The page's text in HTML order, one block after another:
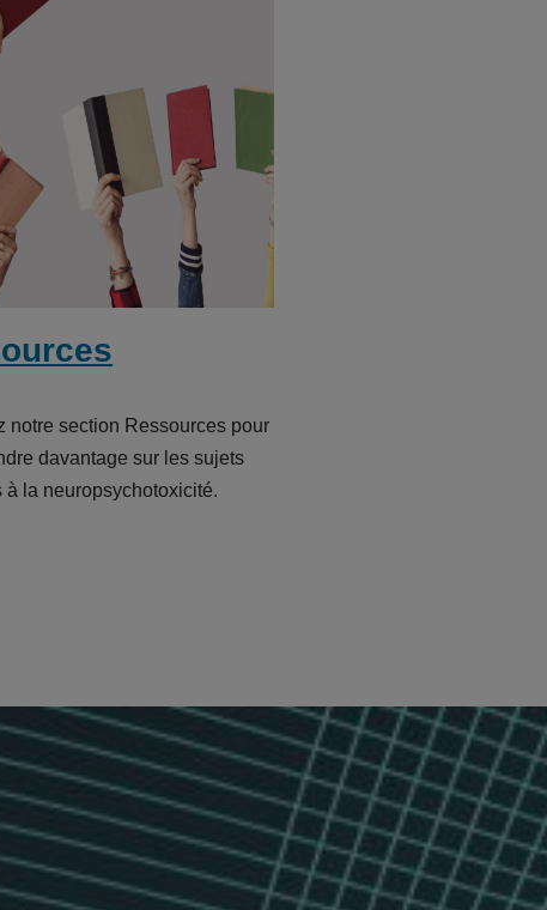
notre section Ressources pour
davantage sur les sujets
à la neuropsychotoxicité.